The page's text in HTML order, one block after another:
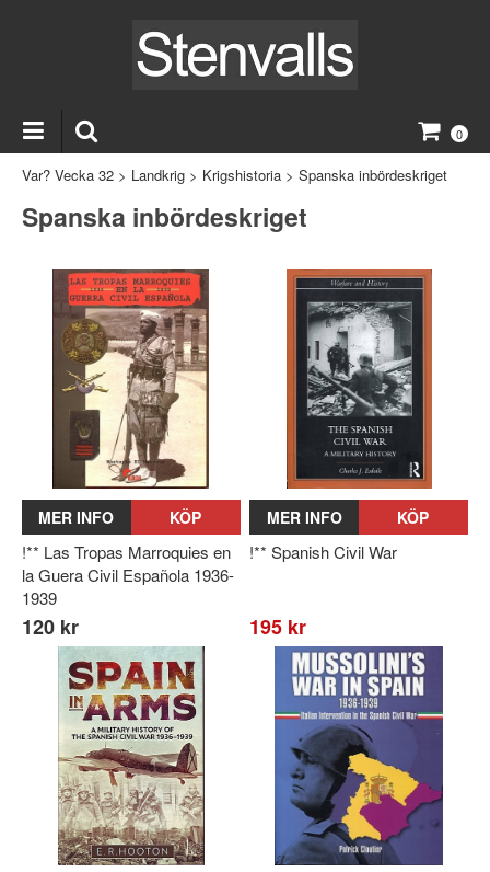
0
Var? Vecka 32 > Landkrig > Krigshistoria > Spanska inbördeskriget
Spanska inbördeskriget
MER INFO KÖP
!** Las Tropas Marroquies en
la Guera Civil Española 1936-
1939
120 kr
MER INFO KÖP
!** Spanish Civil War
195 kr